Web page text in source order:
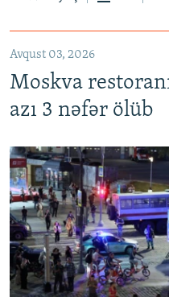
Avqust 03, 2026
Moskva
azı 3 nəfər ölüb